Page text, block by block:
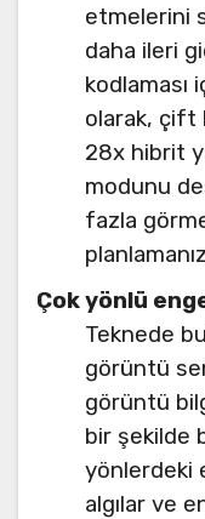
etmelerini
daha ileri
kodlaması
olarak, çift
28x hibrit
modunu
fazla
Çok yönlü
Teknede
görüntü
görüntü
bir şekilde
yönlerdeki
algılar ve